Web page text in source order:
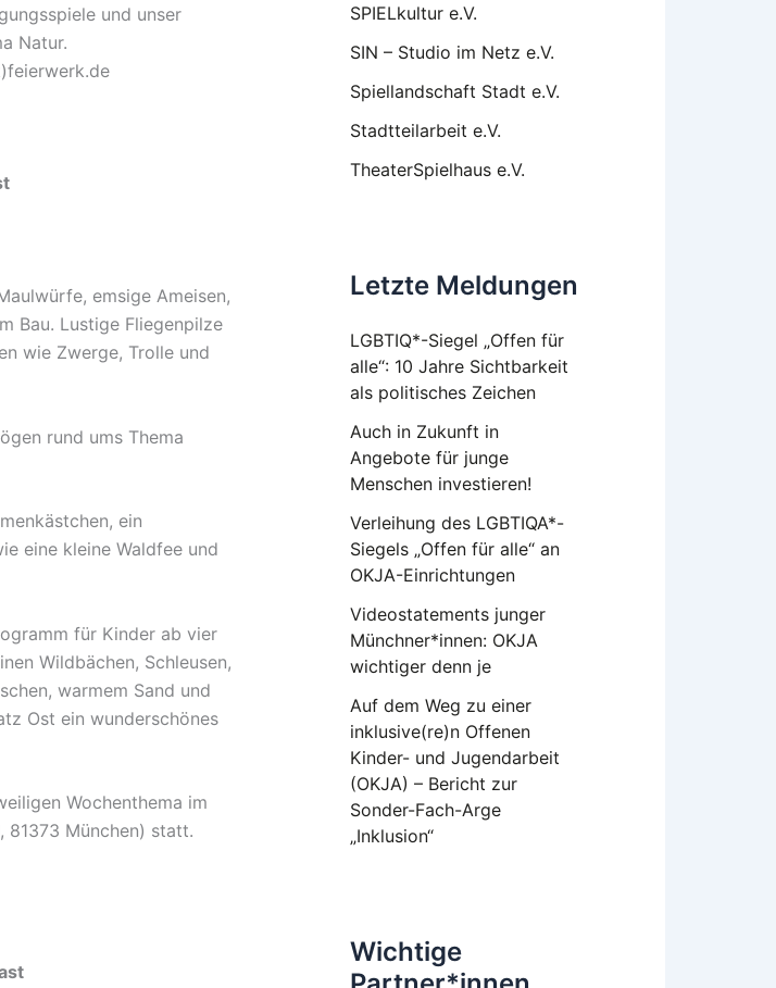
und unser
Natur.
emsige Ameisen,
Bau. Lustige Fliegenpilze
wie Zwerge, Trolle und
rund ums Thema
ein
eine kleine Waldfee und
für Kinder ab vier
Wildbächen, Schleusen,
warmem Sand und
Ost ein wunderschönes
Wochenthema im
81373 München) statt.
SPIELkultur e.V.
SIN – Studio im Netz e.V.
Spiellandschaft Stadt e.V.
Stadtteilarbeit e.V.
TheaterSpielhaus e.V.
Letzte Meldungen
LGBTIQ*-Siegel „Offen für
alle“: 10 Jahre Sichtbarkeit
als politisches Zeichen
Auch in Zukunft in
Angebote für junge
Menschen investieren!
Verleihung des LGBTIQA*-
Siegels „Offen für alle“ an
OKJA-Einrichtungen
Videostatements junger
Münchner*innen: OKJA
wichtiger denn je
Auf dem Weg zu einer
inklusive(re)n Offenen
Kinder- und Jugendarbeit
(OKJA) – Bericht zur
Sonder-Fach-Arge
„Inklusion“
Wichtige